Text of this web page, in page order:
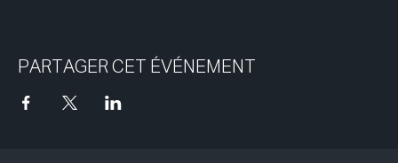
PARTAGER CET ÉVÉNEMENT